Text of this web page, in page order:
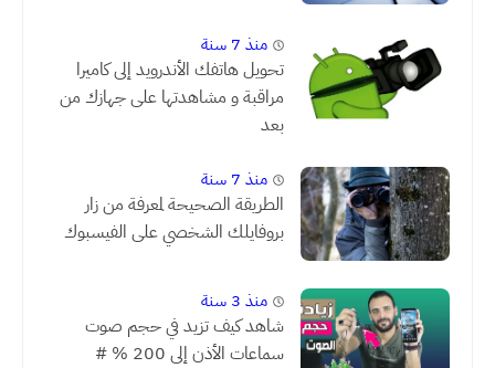
منذ 7 سنة
تحويل هاتفك الأندرويد إلى كاميرا
مراقبة و مشاهدتها على جهازك من
بعد
منذ 7 سنة
الطريقة الصحيحة لمعرفة من زار
بروفايلك الشخصي على الفيسبوك
منذ 3 سنة
شاهد كيف تزيد في حجم صوت
سماعات الأذن إلى 200 % #